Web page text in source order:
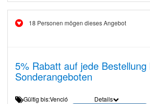
18 Personen mögen dieses Angebot
5% Rabatt auf jede Bestellung
Sonderangeboten
Gültig bis:Venció Details